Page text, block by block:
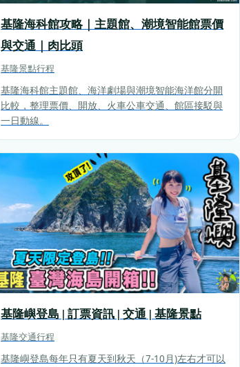
基隆海科館攻略｜主題館、潮境智能館票價
與交通｜肉比頭
基隆景點行程
基隆海科館主題館、海洋劇場與潮境智能海洋館分開
比較，整理票價、開放、火車公車交通、館區接駁與
一日動線。
基隆嶼登島 | 訂票資訊 | 交通 | 基隆景點
基隆交通行程
基隆嶼登島每年只有夏天到秋天（7-10月)左右才可以